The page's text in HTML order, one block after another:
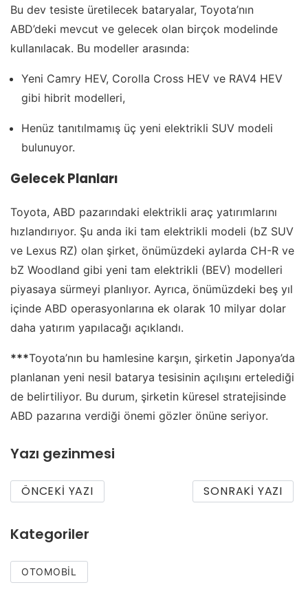
Bu dev tesiste üretilecek bataryalar, Toyota’nın
ABD’deki mevcut ve gelecek olan birçok modelinde
kullanılacak. Bu modeller arasında:
Yeni Camry HEV, Corolla Cross HEV ve RAV4 HEV
gibi hibrit modelleri,
Henüz tanıtılmamış üç yeni elektrikli SUV modeli
bulunuyor.
Gelecek Planları
Toyota, ABD pazarındaki elektrikli araç yatırımlarını
hızlandırıyor. Şu anda iki tam elektrikli modeli (bZ SUV
ve Lexus RZ) olan şirket, önümüzdeki aylarda CH-R ve
bZ Woodland gibi yeni tam elektrikli (BEV) modelleri
piyasaya sürmeyi planlıyor. Ayrıca, önümüzdeki beş yıl
içinde ABD operasyonlarına ek olarak 10 milyar dolar
daha yatırım yapılacağı açıklandı.
***Toyota’nın bu hamlesine karşın, şirketin Japonya’da
planlanan yeni nesil batarya tesisinin açılışını ertelediği
de belirtiliyor. Bu durum, şirketin küresel stratejisinde
ABD pazarına verdiği önemi gözler önüne seriyor.
Yazı gezinmesi
ÖNCEKI YAZI SONRAKI YAZI
Kategoriler
OTOMOBIL